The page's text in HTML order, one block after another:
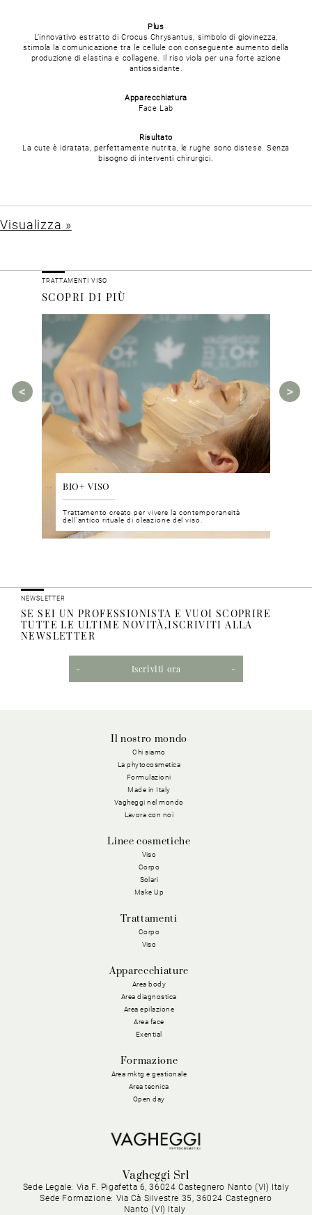
Plus
L’innovativo estratto di Crocus Chrysantus, simbolo di giovinezza,
stimola la comunicazione tra le cellule con conseguente aumento della
produzione di elastina e collagene. Il riso viola per una forte azione
antiossidante.
Apparecchiatura
Face Lab
Risultato
La cute è idratata, perfettamente nutrita, le rughe sono distese. Senza
bisogno di interventi chirurgici.
Visualizza »
TRATTAMENTI VISO
SCOPRI DI PIÙ
BIO+ VISO
Trattamento creato per vivere la contemporaneità
dell’antico rituale di oleazione del viso.
NEWSLETTER
SE SEI UN PROFESSIONISTA E VUOI SCOPRIRE
TUTTE LE ULTIME NOVITÀ,ISCRIVITI ALLA
NEWSLETTER
Iscriviti ora
Il nostro mondo
Chi siamo
La phytocosmetica
Formulazioni
Made in Italy
Vagheggi nel mondo
Lavora con noi
Linee cosmetiche
Viso
Corpo
Solari
Make Up
Trattamenti
Corpo
Viso
Apparecchiature
Area body
Area diagnostica
Area epilazione
Area face
Exential
Formazione
Area mktg e gestionale
Area tecnica
Open day
Vagheggi Srl
Sede Legale: Via F. Pigafetta 6, 36024 Castegnero Nanto (VI) Italy
Sede Formazione: Via Cà Silvestre 35, 36024 Castegnero
Nanto (VI) Italy